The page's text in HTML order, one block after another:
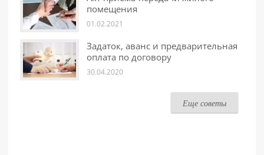
помещения
01.02.2021
Задаток, аванс и предварительная
оплата по договору
30.04.2020
Еще советы